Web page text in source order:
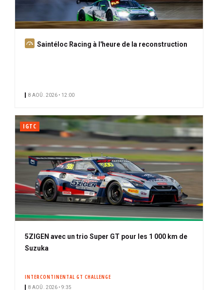
A
Saintéloc Racing à l'heure de la reconstruction
8 AOÛ. 2026 • 12:00
IGTC
5ZIGEN avec un trio Super GT pour les 1 000 km de
Suzuka
INTERCONTINENTAL GT CHALLENGE
8 AOÛ. 2026 • 9:35